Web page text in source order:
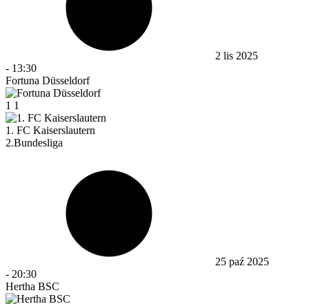
2 lis 2025
- 13:30
Fortuna Düsseldorf
1 1
1. FC Kaiserslautern
2.Bundesliga
25 paź 2025
- 20:30
Hertha BSC